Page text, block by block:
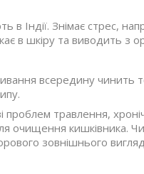
в Індії. Знімає стрес,
в шкіру та виводить з
всередину
проблем травлення,
очищення кишківника.
зовнішнього